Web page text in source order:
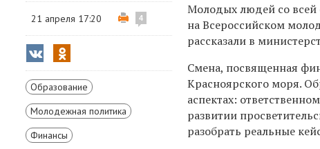
21 апреля 17:20 4
Образование
Молодежная политика
Финансы
Молодых людей со всей
на Всероссийском
рассказали в
Смена, посвященная
Красноярского моря.
аспектах:
развитии
разобрать реальные